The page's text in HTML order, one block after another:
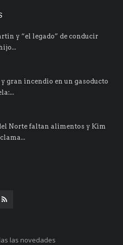
y “el legado” de conducir
gran incendio en un gasoducto
Norte faltan alimentos y Kim
las novedades